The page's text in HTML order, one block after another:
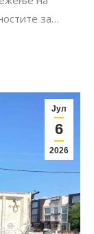
за…
Јул
6
2026